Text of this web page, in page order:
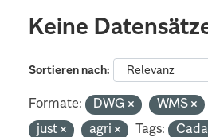
Keine
Sortieren nach
Formate: DWG WMS
just
agri Tags: